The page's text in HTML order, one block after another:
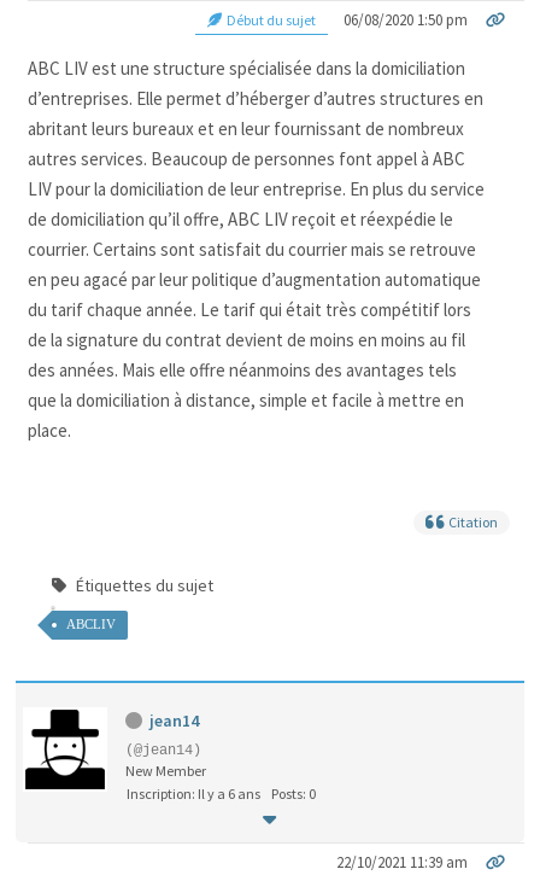
Début du sujet 06/08/2020 1:50 pm
ABC LIV est une structure spécialisée dans la domiciliation
d’entreprises. Elle permet d’héberger d’autres structures en
abritant leurs bureaux et en leur fournissant de nombreux
autres services. Beaucoup de personnes font appel à ABC
LIV pour la domiciliation de leur entreprise. En plus du service
de domiciliation qu’il offre, ABC LIV reçoit et réexpédie le
courrier. Certains sont satisfait du courrier mais se retrouve
en peu agacé par leur politique d’augmentation automatique
du tarif chaque année. Le tarif qui était très compétitif lors
de la signature du contrat devient de moins en moins au fil
des années. Mais elle offre néanmoins des avantages tels
que la domiciliation à distance, simple et facile à mettre en
place.
Citation
Étiquettes du sujet
ABCLIV
jean14
(@jean14)
New Member
Inscription: Il y a 6 ans
Posts: 0
22/10/2021 11:39 am